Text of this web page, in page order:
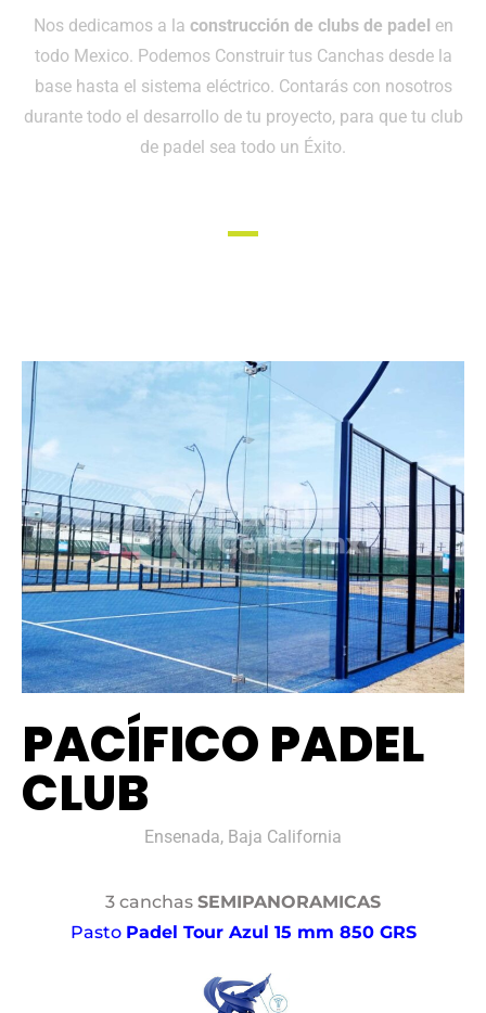
Nos dedicamos a la construcción de clubs de padel en
todo Mexico. Podemos Construir tus Canchas desde la
base hasta el sistema eléctrico. Contarás con nosotros
durante todo el desarrollo de tu proyecto, para que tu club
de padel sea todo un Éxito.
PACÍFICO PADEL
CLUB
Ensenada, Baja California
3 canchas SEMIPANORAMICAS
Pasto Padel Tour Azul 15 mm 850 GRS